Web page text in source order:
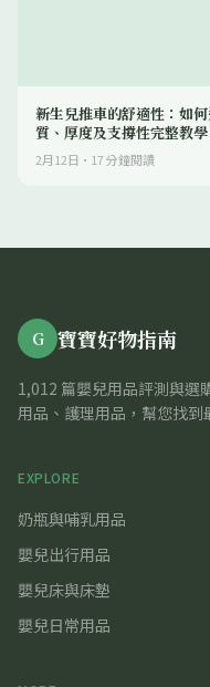
新生兒推車的舒適性：如
質、厚度及支撐性完整教學
2月12日 · 17分鐘閱讀
G 寶寶好物指南
1,012 篇嬰兒用品評測與選
用品、護理用品，幫您找到
EXPLORE
奶瓶與哺乳用品
嬰兒出行用品
嬰兒床與床墊
嬰兒日常用品